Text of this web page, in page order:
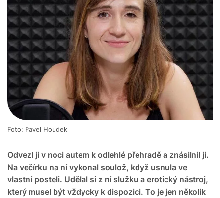
Odvezl ji v noci autem k odlehlé přehradě a znásilnil ji.
Na večírku na ní vykonal soulož, když usnula ve
vlastní posteli. Udělal si z ní služku a erotický nástroj,
který musel být vždycky k dispozici. To je jen několik
Foto: Pavel Houdek